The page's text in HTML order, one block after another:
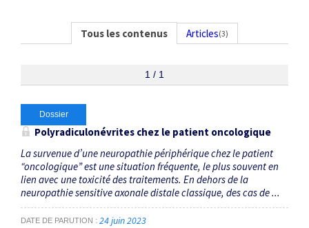
Polyradiculonévrite ×
Dates
Du
Tous les contenus Articles(3)
1 / 1
Dossier
Polyradiculonévrites chez le patient oncologique
La survenue d’une neuropathie périphérique chez le patient
“oncologique” est une situation fréquente, le plus souvent en
lien avec une toxicité des traitements. En dehors de la
neuropathie sensitive axonale distale classique, des cas de ...
DATE DE PARUTION 24 juin 2023